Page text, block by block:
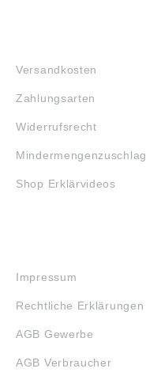
Versandkosten
Zahlungsarten
Widerrufsrecht
Mindermengenzuschlag
Shop Erklärvideos
Impressum
Rechtliche Erklärungen
AGB Gewerbe
AGB Verbraucher